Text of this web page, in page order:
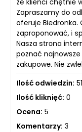
że klienci chętnie
Zapraszamy do
oferuje Biedronka.
zaproponować, i
Nasza strona
poznać
zakupowe. Nie
Ilość odwiedzin:
Ilość kliknięć: 0
Ocena: 5
Komentarzy: 3